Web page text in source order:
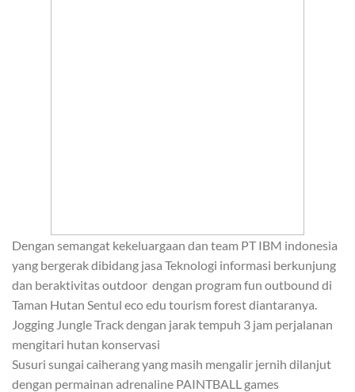
Dengan semangat kekeluargaan dan team PT IBM indonesia
yang bergerak dibidang jasa Teknologi informasi berkunjung
dan beraktivitas outdoor dengan program fun outbound di
Taman Hutan Sentul eco edu tourism forest diantaranya.
Jogging Jungle Track dengan jarak tempuh 3 jam perjalanan
mengitari hutan konservasi
Susuri sungai caiherang yang masih mengalir jernih dilanjut
dengan permainan adrenaline PAINTBALL games